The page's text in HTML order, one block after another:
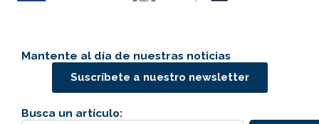
Mantente al día de nuestras noticias
Suscríbete a nuestro newsletter
Busca un artículo: